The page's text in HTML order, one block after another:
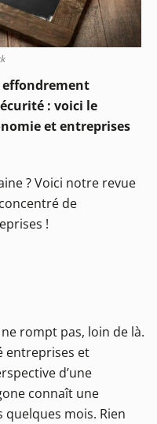
: voici le
et entreprises
? Voici notre revue
de
!
rompt pas, loin de là.
entreprises et
d’une
connaît une
mois. Rien